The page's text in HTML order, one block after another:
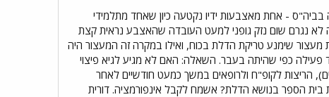
בביה"ס - אחת מאצבעות ידיו נקטעה כיון שאחד מתלמידי
נגרם שום נזק גופני למעט העובדה שהאצבע נראית קצת
שימנע טריקת הדלת בכוח, ואילו במקרה זה המעצור היה
פעילה כפי שהיתה בעבר. השאלה: האם לא מגיע לגיא פיצוי
הריצות לקופ"ח ולרופאים במשך כמעט חודשיים לאחר
בית הספר בנושא הדלת? אשמח לקבל אינפורמציה. דורית